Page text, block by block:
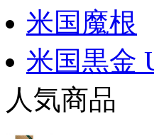
米国魔根
米国黒金
人気商品